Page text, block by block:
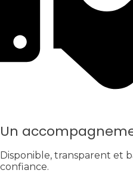
Un
Disponible, transparent et
confiance.